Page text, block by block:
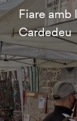
Fiare amb
Cardedeu